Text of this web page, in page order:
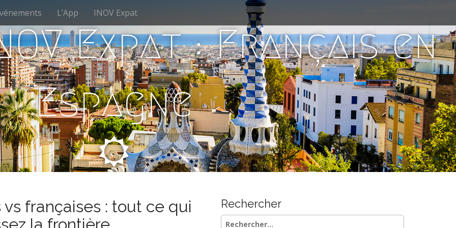
L’App INOV Expat
Expat : Français en
Espagne
françaises : tout ce qui
la frontière
Rechercher
Rechercher :